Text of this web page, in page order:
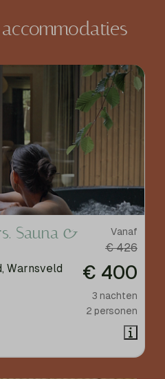
Vanaf
€ 426
€ 400
3 nachten
2 personen
Sauna &
Warnsveld